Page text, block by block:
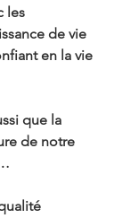
les
de vie
en la vie
que la
de notre